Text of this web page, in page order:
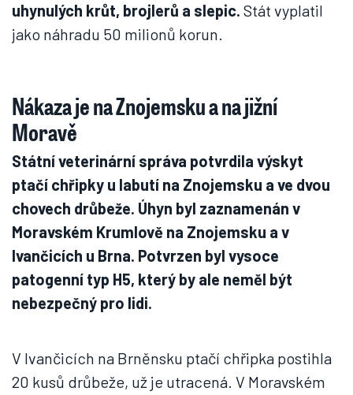
uhynulých krůt, brojlerů a slepic. Stát vyplatil
jako náhradu 50 milionů korun.
Nákaza je na Znojemsku a na jižní
Moravě
Státní veterinární správa potvrdila výskyt
ptačí chřipky u labutí na Znojemsku a ve dvou
chovech drůbeže. Úhyn byl zaznamenán v
Moravském Krumlově na Znojemsku a v
Ivančicích u Brna. Potvrzen byl vysoce
patogenní typ H5, který by ale neměl být
nebezpečný pro lidi.
V Ivančicích na Brněnsku ptačí chřipka postihla
20 kusů drůbeže, už je utracená. V Moravském